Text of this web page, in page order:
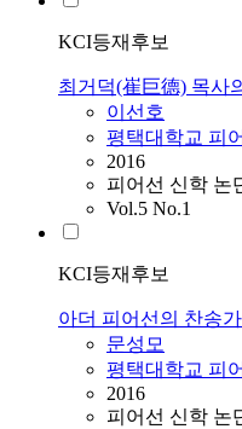
KCI등재후보
최거덕(崔巨德) 목사
이선호
평택대학교 피
2016
피어선 신학 논
Vol.5 No.1
KCI등재후보
아더 피어선의 찬송
문성모
평택대학교 피
2016
피어선 신학 논